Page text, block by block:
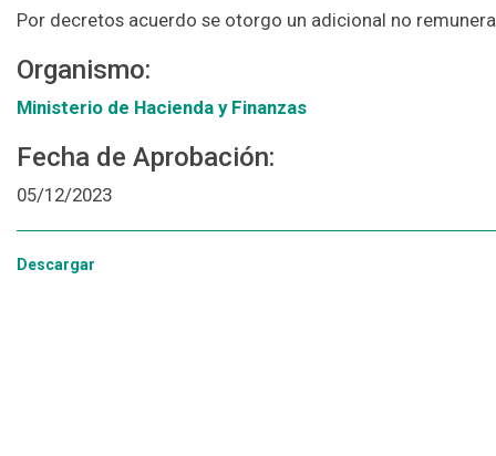
Por decretos acuerdo se otorgo un adicional no
Organismo:
Ministerio de Hacienda y Finanzas
Fecha de Aprobación:
05/12/2023
Descargar